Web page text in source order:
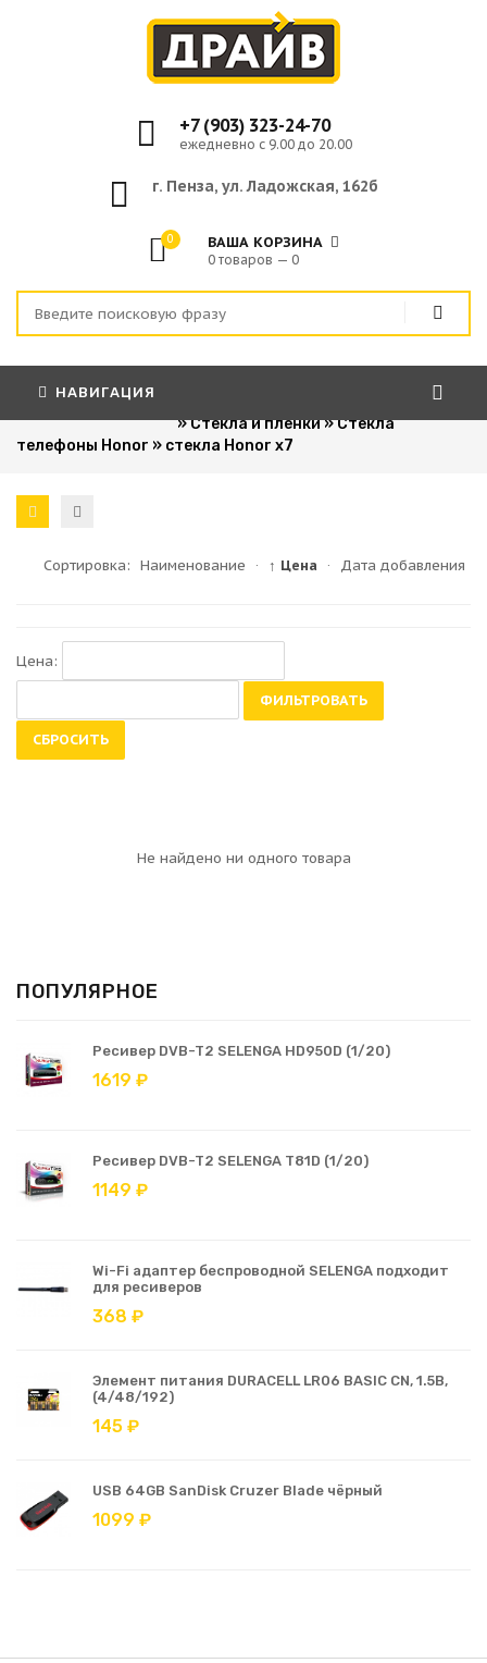
+7 (903) 323-24-70
ежедневно с 9.00 до 20.00
г. Пенза, ул. Ладожская, 162б
0 ВАША КОРЗИНА
0 товаров — 0
НАВИГАЦИЯ
Для сотовых телефонов
»Стекла и пленки»Стекла
телефоны Honor » стекла Honor x7
Сортировка: Наименование · ↑ Цена · Дата добавления
Цена:
ФИЛЬТРОВАТЬ
СБРОСИТЬ
Не найдено ни одного товара
ПОПУЛЯРНОЕ
Ресивер DVB-T2 SELENGA HD950D (1/20)
1619 ₽
Ресивер DVB-T2 SELENGA T81D (1/20)
1149 ₽
Wi-Fi адаптер беспроводной SELENGA подходит
для ресиверов
368 ₽
Элемент питания DURACELL LR06 BASIC CN, 1.5В,
(4/48/192)
145 ₽
USB 64GB SanDisk Cruzer Blade чёрный
1099 ₽